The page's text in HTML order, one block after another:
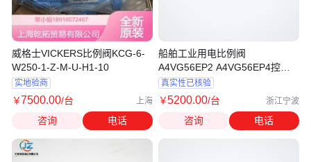
威格士VICKERS比例阀KCG-6-
W250-1-Z-M-U-H1-10
实地验商
￥7500.00/台 上海
咨询 电话
船舶工业用电比例阀
A4VG56EP2 A4VG56EP4控制
阀
真实性已核验
￥5200.00/台 浙江宁波
咨询 电话